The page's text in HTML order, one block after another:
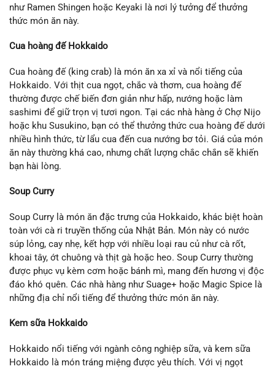
như Ramen Shingen hoặc Keyaki là nơi lý tưởng để thưởng
thức món ăn này.
Cua hoàng đế Hokkaido
Cua hoàng đế (king crab) là món ăn xa xỉ và nổi tiếng của
Hokkaido. Với thịt cua ngọt, chắc và thơm, cua hoàng đế
thường được chế biến đơn giản như hấp, nướng hoặc làm
sashimi để giữ trọn vị tươi ngon. Tại các nhà hàng ở Chợ Nijo
hoặc khu Susukino, bạn có thể thưởng thức cua hoàng đế dưới
nhiều hình thức, từ lẩu cua đến cua nướng bơ tỏi. Giá của món
ăn này thường khá cao, nhưng chất lượng chắc chắn sẽ khiến
bạn hài lòng.
Soup Curry
Soup Curry là món ăn đặc trưng của Hokkaido, khác biệt hoàn
toàn với cà ri truyền thống của Nhật Bản. Món này có nước
súp lỏng, cay nhẹ, kết hợp với nhiều loại rau củ như cà rốt,
khoai tây, ớt chuông và thịt gà hoặc heo. Soup Curry thường
được phục vụ kèm cơm hoặc bánh mì, mang đến hương vị độc
đáo khó quên. Các nhà hàng như Suage+ hoặc Magic Spice là
những địa chỉ nổi tiếng để thưởng thức món ăn này.
Kem sữa Hokkaido
Hokkaido nổi tiếng với ngành công nghiệp sữa, và kem sữa
Hokkaido là món tráng miệng được yêu thích. Với vị ngọt